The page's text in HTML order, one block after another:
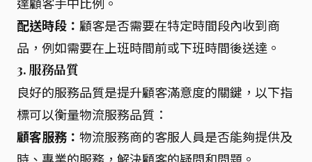
配送時段： 顧客是否需要在特定時間段內收到商
品，例如需要在上班時間前或下班時間後送達。
3. 服務品質
良好的服務品質是提升顧客滿意度的關鍵，以下指
標可以衡量物流服務品質：
顧客服務： 物流服務商的客服人員是否能夠提供及